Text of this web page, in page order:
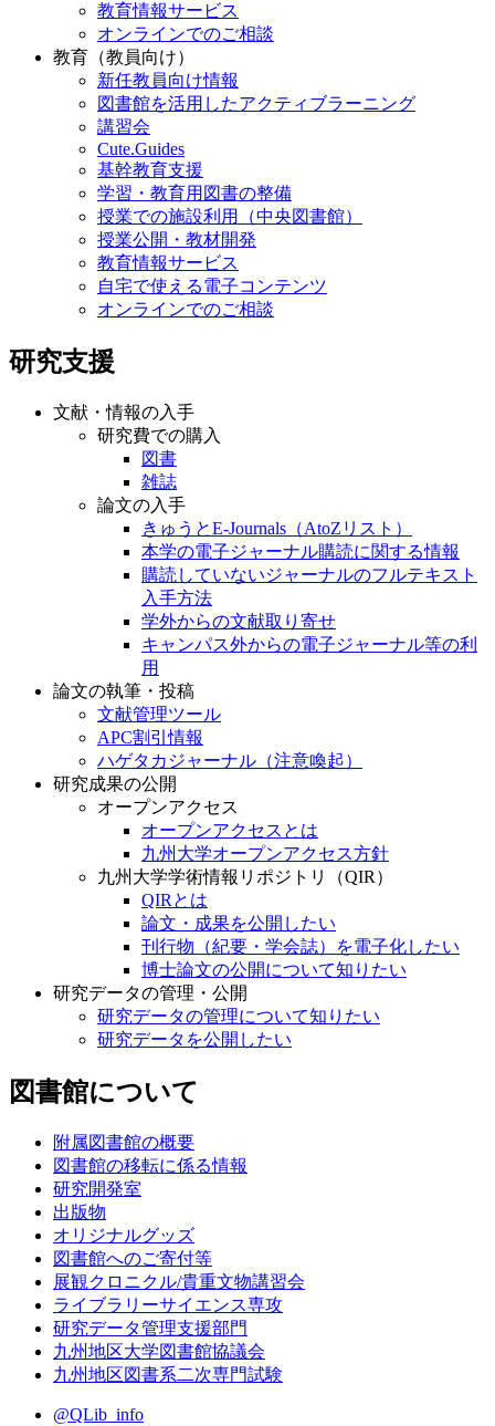
教育情報サービス
オンラインでのご相談
教育（教員向け）
新任教員向け情報
図書館を活用したアクティブラーニング
講習会
Cute.Guides
基幹教育支援
学習・教育用図書の整備
授業での施設利用（中央図書館）
授業公開・教材開発
教育情報サービス
自宅で使える電子コンテンツ
オンラインでのご相談
研究支援
文献・情報の入手
研究費での購入
図書
雑誌
論文の入手
きゅうとE-Journals（AtoZリスト）
本学の電子ジャーナル購読に関する情報
購読していないジャーナルのフルテキスト
入手方法
学外からの文献取り寄せ
キャンパス外からの電子ジャーナル等の利
用
論文の執筆・投稿
文献管理ツール
APC割引情報
ハゲタカジャーナル（注意喚起）
研究成果の公開
オープンアクセス
オープンアクセスとは
九州大学オープンアクセス方針
九州大学学術情報リポジトリ（QIR）
QIRとは
論文・成果を公開したい
刊行物（紀要・学会誌）を電子化したい
博士論文の公開について知りたい
研究データの管理・公開
研究データの管理について知りたい
研究データを公開したい
図書館について
附属図書館の概要
図書館の移転に係る情報
研究開発室
出版物
オリジナルグッズ
図書館へのご寄付等
展観クロニクル/貴重文物講習会
ライブラリーサイエンス専攻
研究データ管理支援部門
九州地区大学図書館協議会
九州地区図書系二次専門試験
@QLib_info